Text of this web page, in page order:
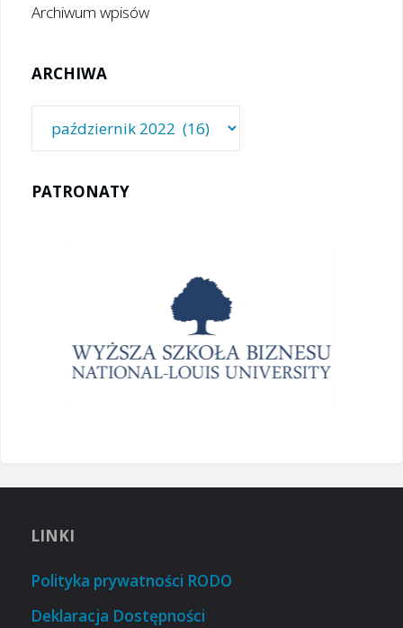
Archiwum wpisów
ARCHIWA
Archiwa
PATRONATY
LINKI
Polityka prywatności RODO
Deklaracja Dostępności